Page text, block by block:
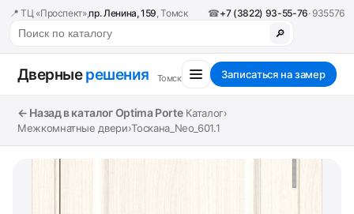
📍 ТЦ «Проспект»,пр. Ленина, 159, Томск ☎+7 (3822) 93-55-76· 935576
🔎
Дверныерешения Томск Записаться на замер
← Назад в каталог Optima Porte Каталог›
Межкомнатные двери›Тоскана_Neo_601.1